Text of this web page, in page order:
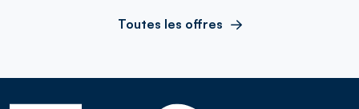
Toutes les offres